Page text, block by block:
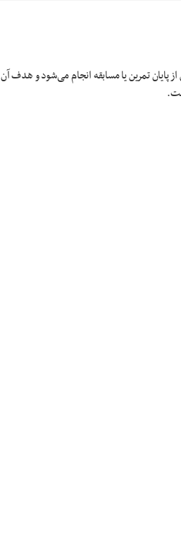
تمرین یا مسابقه انجام می‌شود و هدف آن